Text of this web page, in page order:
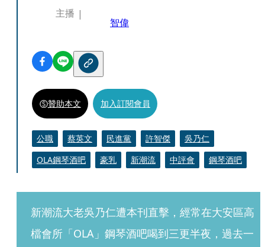
主播
智偉
贊助本文 加入訂閱會員
公職 蔡英文 民進黨 許智傑
吳乃仁
OLA鋼琴酒吧
豪乳 新潮流 中評會 鋼琴酒吧
新潮流大老吳乃仁遭本刊直擊，經常在大安區高
檔會所「OLA」鋼琴酒吧喝到三更半夜，過去一